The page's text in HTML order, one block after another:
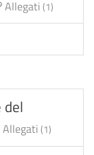
Allegati(1)
del
Allegati(1)